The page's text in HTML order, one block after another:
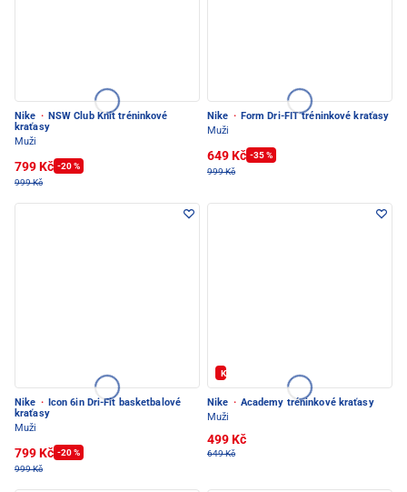
Nike · NSW Club Knit tréninkové
kraťasy
Muži
799 Kč -20 %
999 Kč
Nike · Form Dri-FIT tréninkové kraťasy
Muži
649 Kč -35 %
999 Kč
Nike ·
Icon 6in Dri-Fit basketbalové
kraťasy
Muži
799 Kč -20 %
999 Kč
Kód: FOTBAL20
Nike · Academy tréninkové kraťasy
Muži
499 Kč
649 Kč